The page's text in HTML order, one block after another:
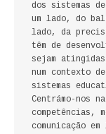
RELAÇÕES
COLEÇÃO
OUTROS TEMAS
QUEM SOMOS
dos sistemas
um lado, do
lado, da
têm de
sejam
num contexto
sistemas
Centrámo-nos
competências,
comunicação